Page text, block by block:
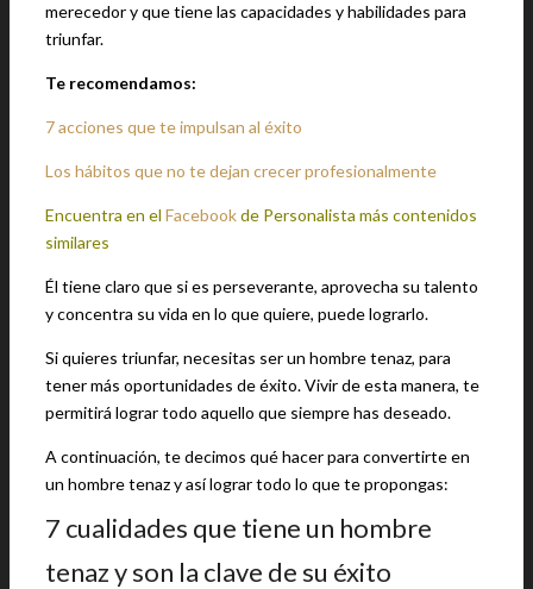
merecedor y que tiene las capacidades y habilidades para
triunfar.
Te recomendamos:
7 acciones que te impulsan al éxito
Los hábitos que no te dejan crecer profesionalmente
Encuentra en el Facebookde Personalista más contenidos
similares
Él tiene claro que si es perseverante, aprovecha su talento
y concentra su vida en lo que quiere, puede lograrlo.
Si quieres triunfar, necesitas ser un hombre tenaz, para
tener más oportunidades de éxito. Vivir de esta manera, te
permitirá lograr todo aquello que siempre has deseado.
A continuación, te decimos qué hacer para convertirte en
un hombre tenaz y así lograr todo lo que te propongas:
7 cualidades que tiene un hombre
tenaz y son la clave de su éxito